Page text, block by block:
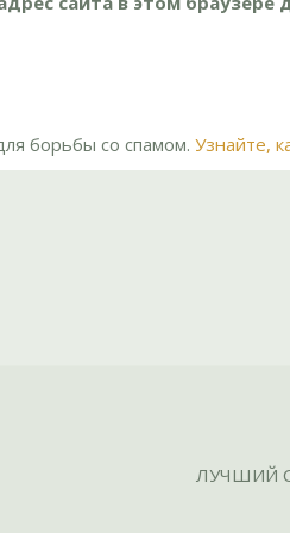
борьбы со спамом.Узнайте,
ЛУЧШИЙ